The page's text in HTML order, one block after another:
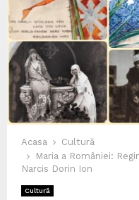
Acasa
Cultură
Maria a României:
Narcis Dorin Ion
Cultură